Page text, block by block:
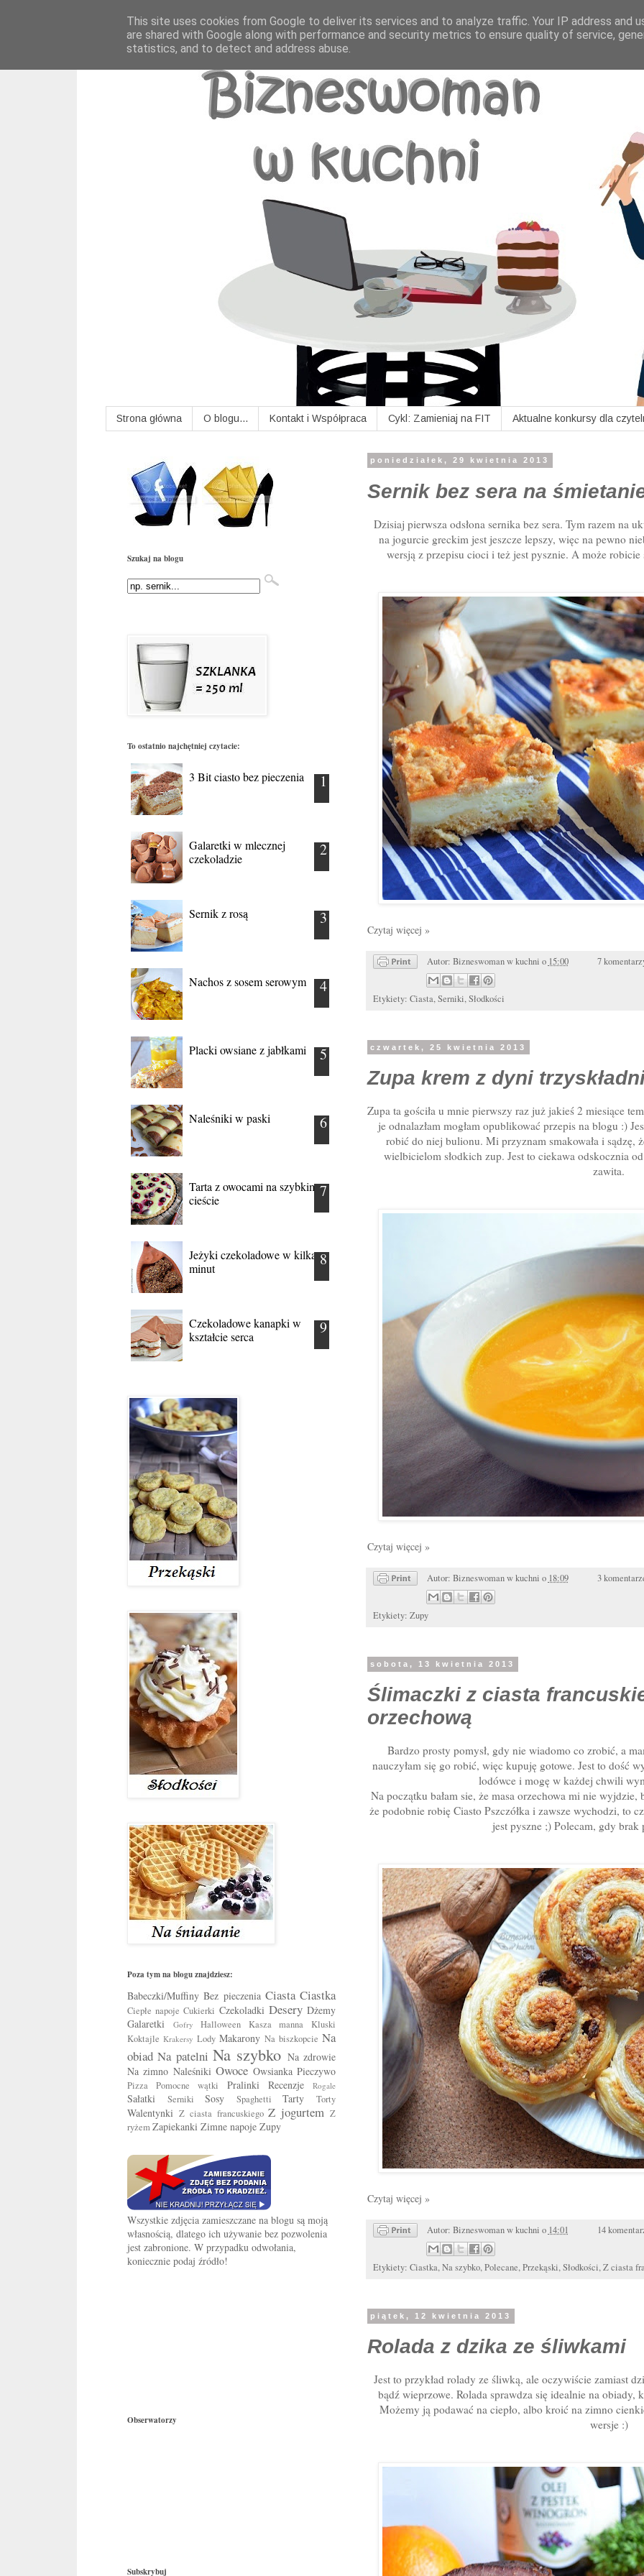
Strona główna O blogu... Kontakt i Współpraca Cykl: Zamieniaj na FIT Aktualne konkursy dla
poniedziałek, 29 kwietnia 2013
Sernik bez sera na
Dzisiaj pierwsza odsłona sernika bez sera. Tym razem na
na jogurcie greckim jest jeszcze lepszy, więc na pewno
wersją z przepisu cioci i też jest pysznie. A może
Czytaj więcej »
Autor: Bizneswoman w kuchni o 15:00 7
Etykiety: Ciasta,Serniki,Słodkości
czwartek, 25 kwietnia 2013
Zupa krem z dyni
Zupa ta gościła u mnie pierwszy raz już jakieś 2 miesiące
je odnalazłam mogłam opublikować przepis na blogu :)
robić do niej bulionu. Mi przyznam smakowała i sądzę,
wielbicielom słodkich zup. Jest to ciekawa odskocznia
zawita.
Czytaj więcej »
Autor: Bizneswoman w kuchni o 18:09 3
Etykiety: Zupy
sobota, 13 kwietnia 2013
Ślimaczki z ciasta
orzechową
Bardzo prosty pomysł, gdy nie wiadomo co zrobić, a
nauczyłam się go robić, więc kupuję gotowe. Jest to dość
lodówce i mogę w każdej chwili
Na początku bałam sie, że masa orzechowa mi nie
że podobnie robię Ciasto Pszczółka i zawsze wychodzi, to
jest pyszne ;) Polecam, gdy brak
Czytaj więcej »
Autor: Bizneswoman w kuchni o 14:01 14
Etykiety: Ciastka,Na szybko,Polecane,Przekąski,Słodkości,Z ciasta
piątek, 12 kwietnia 2013
Rolada z dzika ze śliwkami
Jest to przykład rolady ze śliwką, ale oczywiście zamiast
bądź wieprzowe. Rolada sprawdza się idealnie na
Możemy ją podawać na ciepło, albo kroić na zimno
wersje :)
Szukaj na blogu
To ostatnio najchętniej czytacie:
3 Bit ciasto bez pieczenia
Galaretki w mlecznej
czekoladzie
Sernik z rosą
Nachos z sosem serowym
Placki owsiane z jabłkami
Naleśniki w paski
Tarta z owocami na szybkim
cieście
Jeżyki czekoladowe w kilka
minut
Czekoladowe kanapki w
kształcie serca
Poza tym na blogu znajdziesz:
Babeczki/Muffiny Bez pieczenia Ciasta Ciastka
Ciepłe napoje Cukierki Czekoladki Desery Dżemy
Galaretki
Gofry Halloween Kasza manna
Kluski
Koktajle Krakersy Lody Makarony Na biszkopcie Na
obiad Na patelni Na szybko Na zdrowie
Na zimno Naleśniki Owoce Owsianka Pieczywo
Pizza Pomocne wątki Pralinki Recenzje Rogale
Sałatki Serniki Sosy Spaghetti Tarty Torty
Walentynki Z ciasta francuskiego Z jogurtem Z
ryżemZapiekanki Zimne napoje Zupy
Wszystkie zdjęcia zamieszczane na blogu są moją
własnością, dlatego ich używanie bez pozwolenia
jest zabronione. W przypadku odwołania,
koniecznie podaj źródło!
Obserwatorzy
Subskrybuj
This site uses cookies from Google to deliver its services and to analyze traffic. Your IP address and
are shared with Google along with performance and security metrics to ensure quality of service,
statistics, and to detect and address abuse.